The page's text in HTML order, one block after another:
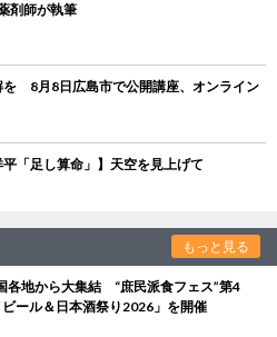
剤師が執筆
を 8月8日広島市で公開講座、オンライン
「足し算命」】天空を見上げて
もっと見る
各地から大集結 “庶民派食フェス”第4
ール＆日本酒祭り2026」を開催